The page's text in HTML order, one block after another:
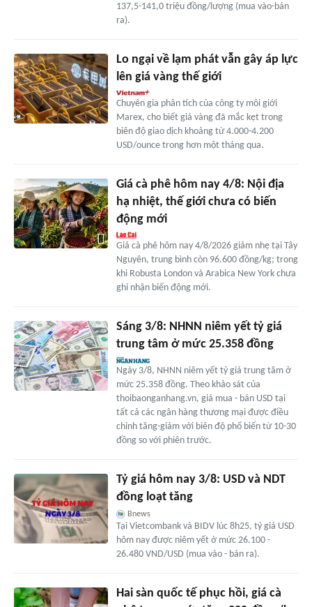
137,5-141,0 triệu đồng/lượng (mua vào-bán
ra).
Lo ngại về lạm phát vẫn gây áp lực
lên giá vàng thế giới
Chuyên gia phân tích của công ty môi giới
Marex, cho biết giá vàng đã mắc kẹt trong
biên độ giao dịch khoảng từ 4.000-4.200
USD/ounce trong hơn một tháng qua.
Giá cà phê hôm nay 4/8: Nội địa
hạ nhiệt, thế giới chưa có biến
động mới
Giá cà phê hôm nay 4/8/2026 giảm nhẹ tại Tây
Nguyên, trung bình còn 96.600 đồng/kg; trong
khi Robusta London và Arabica New York chưa
ghi nhận biến động mới.
Sáng 3/8: NHNN niêm yết tỷ giá
trung tâm ở mức 25.358 đồng
Ngày 3/8, NHNN niêm yết tỷ giá trung tâm ở
mức 25.358 đồng. Theo khảo sát của
thoibaonganhang.vn, giá mua - bán USD tại
tất cả các ngân hàng thương mại được điều
chỉnh tăng-giảm với biên độ phổ biến từ 10-30
đồng so với phiên trước.
Tỷ giá hôm nay 3/8: USD và NDT
đồng loạt tăng
Bnews
Tại Vietcombank và BIDV lúc 8h25, tỷ giá USD
hôm nay được niêm yết ở mức 26.100 -
26.480 VND/USD (mua vào - bán ra).
Hai sàn quốc tế phục hồi, giá cà